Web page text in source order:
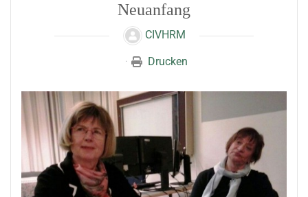
Neuanfang
CIVHRM
Drucken